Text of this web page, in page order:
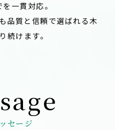
一貫対応。
品質と信頼で選ばれる木
続けます。
セージ